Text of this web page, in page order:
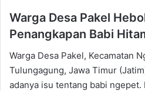
Warga Desa Pakel
Penangkapan Babi
Warga Desa Pakel, Kecamatan
Tulungagung, Jawa Timur
adanya isu tentang babi